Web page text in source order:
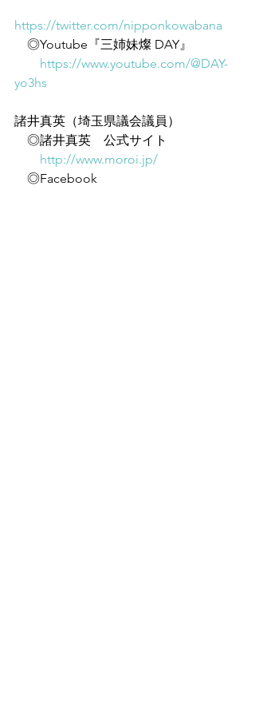
https://twitter.com/nipponkowabana
◎Youtube『三姉妹燦 DAY』
https://www.youtube.com/@DAY-
yo3hs
諸井真英（埼玉県議会議員）
◎諸井真英　公式サイト
http://www.moroi.jp/
◎Facebook